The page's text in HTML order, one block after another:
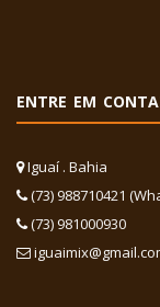
ENTRE EM
Iguaí . Bahia
(73) 988710421
(73) 981000930